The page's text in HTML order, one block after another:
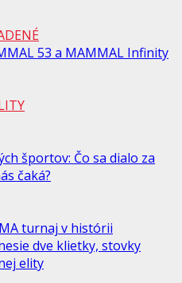
53 a MAMMAL Infinity
športov: Čo sa dialo za
čaká?
turnaj v histórii
dve klietky, stovky
elity